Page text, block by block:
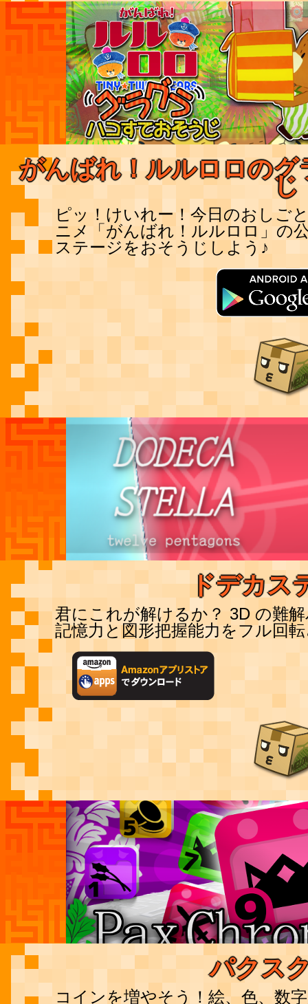
がんばれ！ルルロロの
じ
ピッ！けいれー！今日のおしご
ニメ「がんばれ！ルルロロ」の
ステージをおそうじしよう♪
ドデカス
君にこれが解けるか？ 3D の難
記憶力と図形把握能力をフル回
パクス
コインを増やそう！絵、色、数